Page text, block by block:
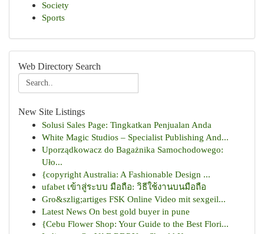
Society
Sports
Web Directory Search
New Site Listings
Solusi Sales Page: Tingkatkan Penjualan Anda
White Magic Studios – Specialist Publishing And...
Uporządkowacz do Bagażnika Samochodowego:
Uło...
{copyright Australia: A Fashionable Design ...
ufabet เข้าสู่ระบบ มือถือ: วิธีใช้งานบนมือถือ
Gro&szlig;artiges FSK Online Video mit sexgeil...
Latest News On best gold buyer in pune
{Cebu Flower Shop: Your Guide to the Best Flori...